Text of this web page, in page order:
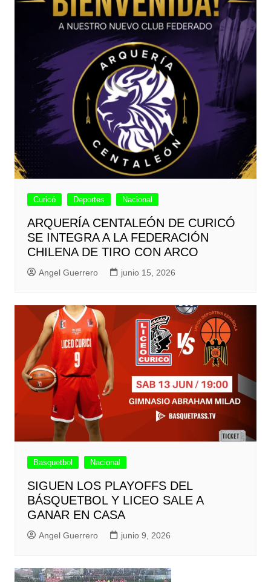
Curicó Deportes Nacional
ARQUERÍA CENTALEÓN DE CURICÓ
SE INTEGRA A LA FEDERACIÓN
CHILENA DE TIRO CON ARCO
Angel Guerrero junio 15, 2026
Basquetbol Nacional
SIGUEN LOS PLAYOFFS DEL
BÁSQUETBOL Y LICEO SALE A
GANAR EN CASA
Angel Guerrero junio 9, 2026